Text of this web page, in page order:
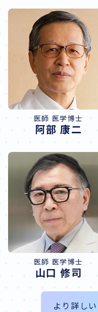
医師 医学博士
阿部 康二
医師 医学博士
山口 修司
より詳し